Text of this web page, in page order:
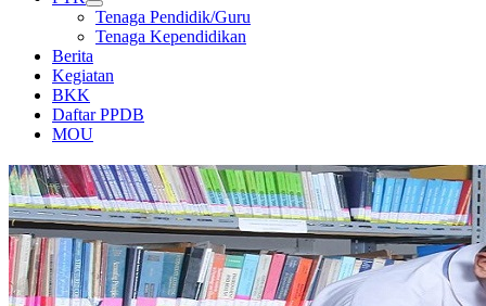
Tenaga Pendidik/Guru
Tenaga Kependidikan
Berita
Kegiatan
BKK
Daftar PPDB
MOU
PERPUSTAKAAN